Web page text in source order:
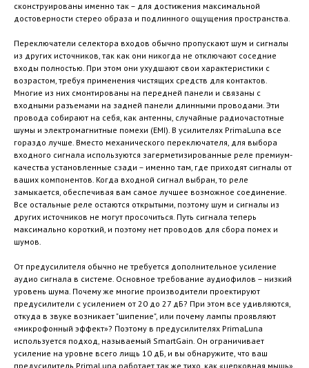
сконструированы именно так – для достижения максимальной
достоверности стерео образа и подлинного ощущения пространства.
Переключатели селектора входов обычно пропускают шум и сигналы
из других источников, так как они никогда не отключают соседние
входы полностью. При этом они ухудшают свои характеристики с
возрастом, требуя применения чистящих средств для контактов.
Многие из них смонтированы на передней панели и связаны с
входными разъемами на задней панели длинными проводами. Эти
провода собирают на себя, как антенны, случайные радиочастотные
шумы и электромагнитные помехи (EMI). В усилителях PrimaLuna все
гораздо лучше. Вместо механического переключателя, для выбора
входного сигнала используются загерметизированные реле премиум-
качества установленные сзади – именно там, где приходят сигналы от
ваших компонентов. Когда входной сигнал выбран, то реле
замыкается, обеспечивая вам самое лучшее возможное соединение.
Все остальные реле остаются открытыми, поэтому шум и сигналы из
других источников не могут просочиться. Путь сигнала теперь
максимально короткий, и поэтому нет проводов для сбора помех и
шумов.
От предусилителя обычно не требуется дополнительное усиление
аудио сигнала в системе. Основное требование аудиофилов – низкий
уровень шума. Почему же многие производители проектируют
предусилители с усилением от 20 до 27 дБ? При этом все удивляются,
откуда в звуке возникает "шипение", или почему лампы проявляют
«микрофонный эффект»? Поэтому в предусилителях PrimaLuna
используется подход, называемый SmartGain. Он ограничивает
усиление на уровне всего лищь 10 дБ, и вы обнаружите, что ваш
предусилитель PrimaLuna работает так же тихо, как «церковная мышь».